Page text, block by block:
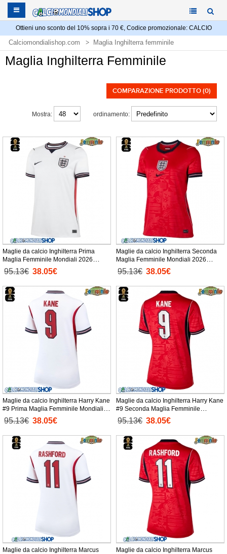
Ottieni uno sconto del 10% sopra i 70 €, Codice promozionale: CALCIO
Calciomondialishop.com Maglia Inghilterra femminile
Maglia Inghilterra Femminile
COMPARAZIONE PRODOTTO (0)
ordinamento:
Mostra:
Maglie da calcio Inghilterra Prima
Maglia Femminile Mondiali 2026
Manica Corta
95.13€ 38.05€
Maglie da calcio Inghilterra Seconda
Maglia Femminile Mondiali 2026
Manica Corta
95.13€ 38.05€
Maglie da calcio Inghilterra Harry Kane
#9 Prima Maglia Femminile Mondiali
2026 Manica Corta
95.13€ 38.05€
Maglie da calcio Inghilterra Harry Kane
#9 Seconda Maglia Femminile
Mondiali 2026 Manica Corta
95.13€ 38.05€
Maglie da calcio Inghilterra Marcus
Maglie da calcio Inghilterra Marcus